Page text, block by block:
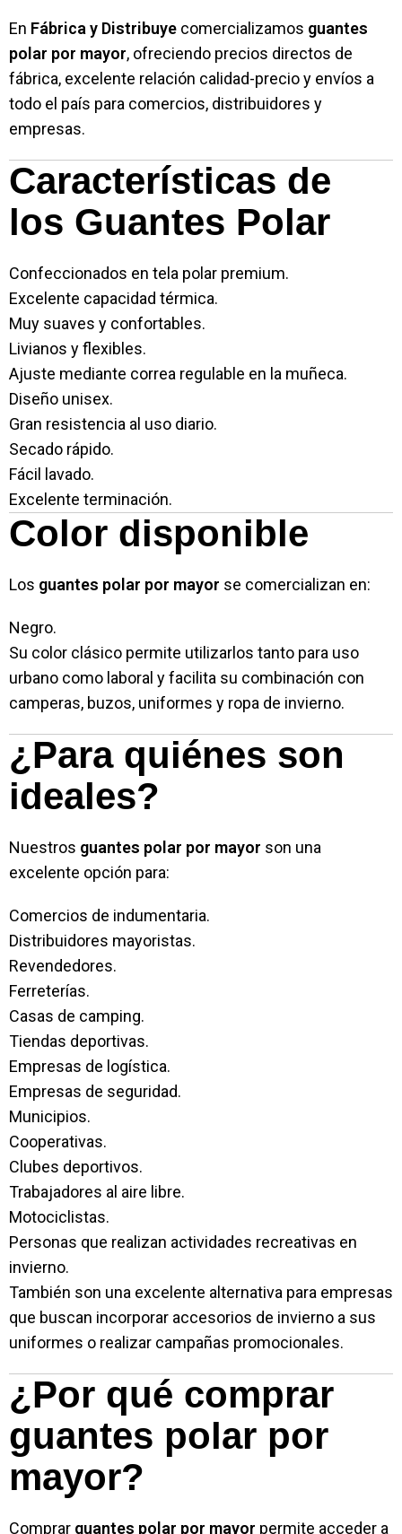
En Fábrica y Distribuye comercializamos guantes
polar por mayor, ofreciendo precios directos de
fábrica, excelente relación calidad-precio y envíos a
todo el país para comercios, distribuidores y
empresas.
Características de
los Guantes Polar
Confeccionados en tela polar premium.
Excelente capacidad térmica.
Muy suaves y confortables.
Livianos y flexibles.
Ajuste mediante correa regulable en la muñeca.
Diseño unisex.
Gran resistencia al uso diario.
Secado rápido.
Fácil lavado.
Excelente terminación.
Color disponible
Los guantes polar por mayor se comercializan en:
Negro.
Su color clásico permite utilizarlos tanto para uso
urbano como laboral y facilita su combinación con
camperas, buzos, uniformes y ropa de invierno.
¿Para quiénes son
ideales?
Nuestros guantes polar por mayor son una
excelente opción para:
Comercios de indumentaria.
Distribuidores mayoristas.
Revendedores.
Ferreterías.
Casas de camping.
Tiendas deportivas.
Empresas de logística.
Empresas de seguridad.
Municipios.
Cooperativas.
Clubes deportivos.
Trabajadores al aire libre.
Motociclistas.
Personas que realizan actividades recreativas en
invierno.
También son una excelente alternativa para empresas
que buscan incorporar accesorios de invierno a sus
uniformes o realizar campañas promocionales.
¿Por qué comprar
guantes polar por
mayor?
Comprar guantes polar por mayor permite acceder a